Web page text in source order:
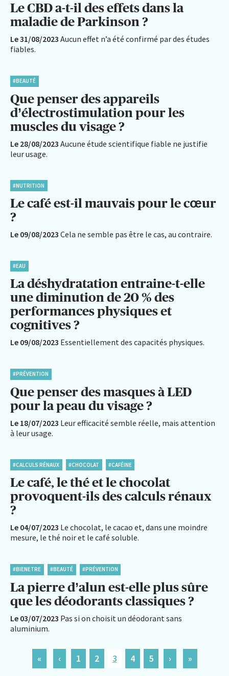
Le CBD a-t-il des effets dans la
maladie de Parkinson ?
Le 31/08/2023 Aucun effet n’a été confirmé par des études
fiables.
#BEAUTÉ
Que penser des appareils
d’électrostimulation pour les
muscles du visage ?
Le 28/08/2023 Aucune étude scientifique fiable ne justifie
leur usage.
#NUTRITION
Le café est-il mauvais pour le cœur
?
Le 09/08/2023 Cela ne semble pas être le cas, au contraire.
#EAU
La déshydratation entraine-t-elle
une diminution de 20 % des
performances physiques et
cognitives ?
Le 09/08/2023 Essentiellement des capacités physiques.
#PRÉVENTION
Que penser des masques à LED
pour la peau du visage ?
Le 18/07/2023 Leur efficacité semble réelle, mais attention
à leur usage.
#CALCULS RÉNAUX #CHOCOLAT #CAFÉINE
Le café, le thé et le chocolat
provoquent-ils des calculs rénaux
?
Le 04/07/2023 Le chocolat, le cacao et, dans une moindre
mesure, le thé noir et le café soluble.
#BIENETRE #BEAUTÉ #PRÉVENTION
La pierre d’alun est-elle plus sûre
que les déodorants classiques ?
Le 03/07/2023 Pas si on choisit un déodorant sans
aluminium.
« ‹ 1 2 3 4 5 › »